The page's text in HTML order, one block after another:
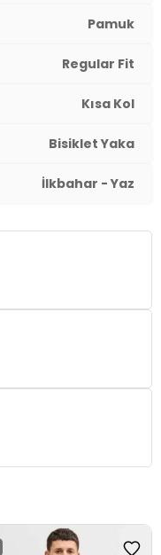
Pamuk
Regular Fit
Kısa Kol
Bisiklet Yaka
İlkbahar - Yaz